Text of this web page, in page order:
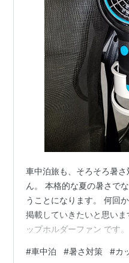
車中泊旅も、そろそろ暑
ん。 本格的な夏の暑さで
うことになります。 何回
掲載していきたいと思い
ップホルダーファン です
ァンの底からフックを出せ
#車中泊 #暑さ対策 #カ